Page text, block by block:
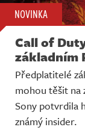
NOVINKA
Call of
základním
Předplatitelé
mohou těšit na
Sony potvrdila
známý insider.